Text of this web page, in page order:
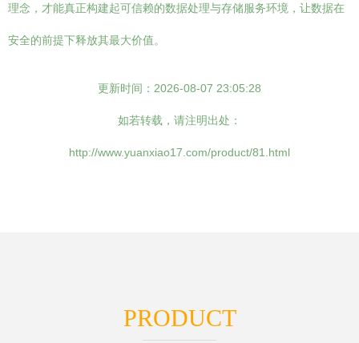
理念，才能真正构建起可信赖的数据处理与存储服务环境，让数据在
安全的前提下释放其最大价值。
更新时间：2026-08-07 23:05:28
如若转载，请注明出处：
http://www.yuanxiao17.com/product/81.html
PRODUCT